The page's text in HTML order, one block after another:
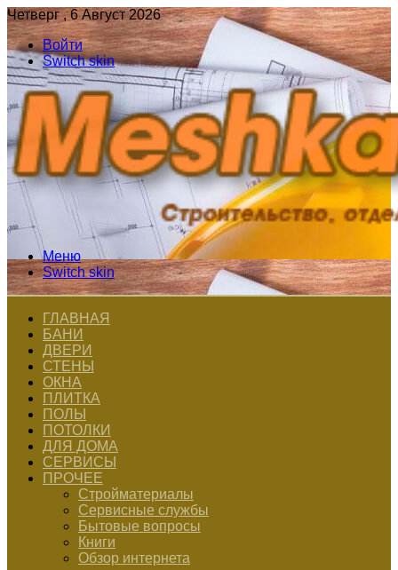
Четверг , 6 Август 2026
Войти
Switch skin
Меню
Switch skin
ГЛАВНАЯ
БАНИ
ДВЕРИ
СТЕНЫ
ОКНА
ПЛИТКА
ПОЛЫ
ПОТОЛКИ
ДЛЯ ДОМА
СЕРВИСЫ
ПРОЧЕЕ
Стройматериалы
Сервисные службы
Бытовые вопросы
Книги
Обзор интернета